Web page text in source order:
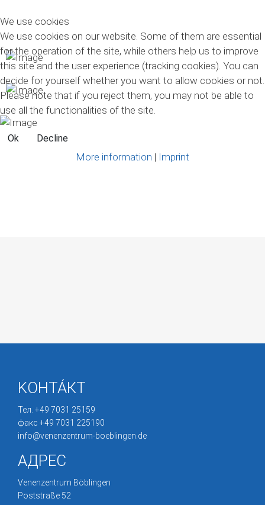
KОНТА́КТ
Тел. +49 7031 25159
факс +49 7031 225190
info@venenzentrum-boeblingen.de
АДРЕС
Venenzentrum Böblingen
Poststraße 52
We use cookies
We use cookies on our website. Some of them are essential
for the operation of the site, while others help us to improve
this site and the user experience (tracking cookies). You can
decide for yourself whether you want to allow cookies or not.
Please note that if you reject them, you may not be able to
use all the functionalities of the site.
Ok Decline
More information | Imprint